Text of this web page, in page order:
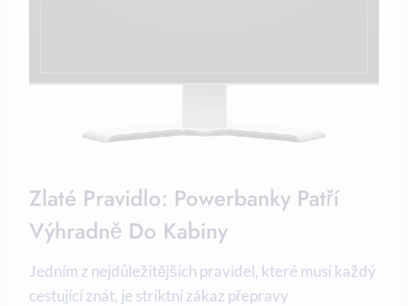
Zlaté Pravidlo: Powerbanky Patří
Výhradně Do Kabiny
Jedním z nejdůležitějších pravidel, které musí každý
cestující znát, je striktní zákaz přepravy